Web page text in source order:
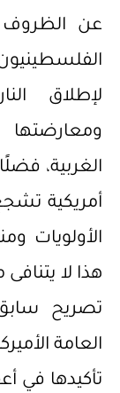
عن الظروف
لإطلاق
الغربية،
أمريكية
الأولويات
هذا لا
تصريح
تأكيدها في